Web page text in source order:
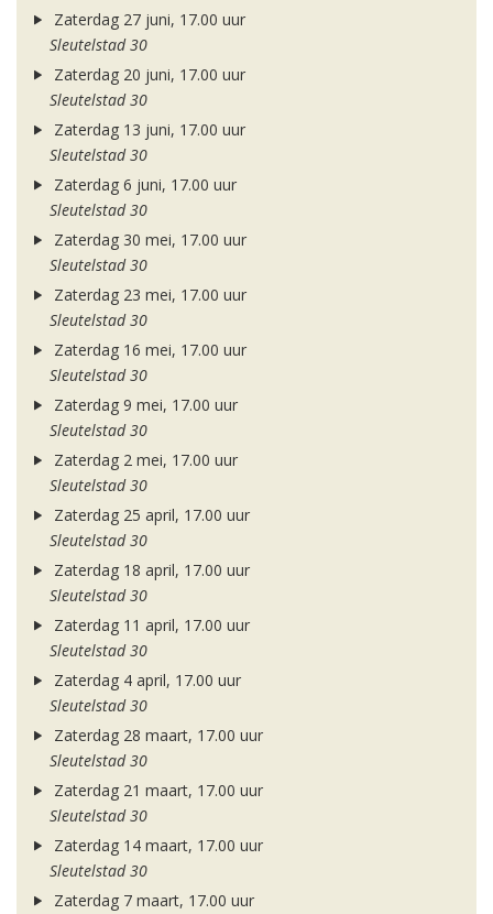
Zaterdag 27 juni, 17.00 uur
Sleutelstad 30
Zaterdag 20 juni, 17.00 uur
Sleutelstad 30
Zaterdag 13 juni, 17.00 uur
Sleutelstad 30
Zaterdag 6 juni, 17.00 uur
Sleutelstad 30
Zaterdag 30 mei, 17.00 uur
Sleutelstad 30
Zaterdag 23 mei, 17.00 uur
Sleutelstad 30
Zaterdag 16 mei, 17.00 uur
Sleutelstad 30
Zaterdag 9 mei, 17.00 uur
Sleutelstad 30
Zaterdag 2 mei, 17.00 uur
Sleutelstad 30
Zaterdag 25 april, 17.00 uur
Sleutelstad 30
Zaterdag 18 april, 17.00 uur
Sleutelstad 30
Zaterdag 11 april, 17.00 uur
Sleutelstad 30
Zaterdag 4 april, 17.00 uur
Sleutelstad 30
Zaterdag 28 maart, 17.00 uur
Sleutelstad 30
Zaterdag 21 maart, 17.00 uur
Sleutelstad 30
Zaterdag 14 maart, 17.00 uur
Sleutelstad 30
Zaterdag 7 maart, 17.00 uur